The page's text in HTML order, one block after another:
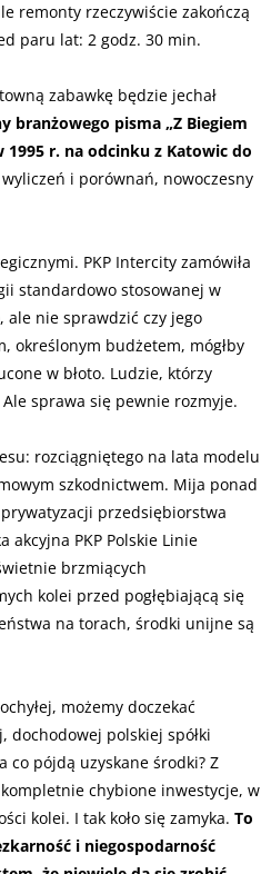
remonty rzeczywiście zakończą
paru lat: 2 godz. 30 min.
zabawkę będzie jechał
branżowego pisma „Z Biegiem
r. na odcinku z Katowic do
i porównań, nowoczesny
PKP Intercity zamówiła
standardowo stosowanej w
nie sprawdzić czy jego
określonym budżetem, mógłby
w błoto. Ludzie, którzy
sprawa się pewnie rozmyje.
rozciągniętego na lata modelu
szkodnictwem. Mija ponad
przedsiębiorstwa
akcyjna PKP Polskie Linie
brzmiących
kolei przed pogłębiającą się
na torach, środki unijne są
możemy doczekać
dochodowej polskiej spółki
pójdą uzyskane środki? Z
kompletnie chybione inwestycje, w
kolei. I tak koło się zamyka. To
i niegospodarność